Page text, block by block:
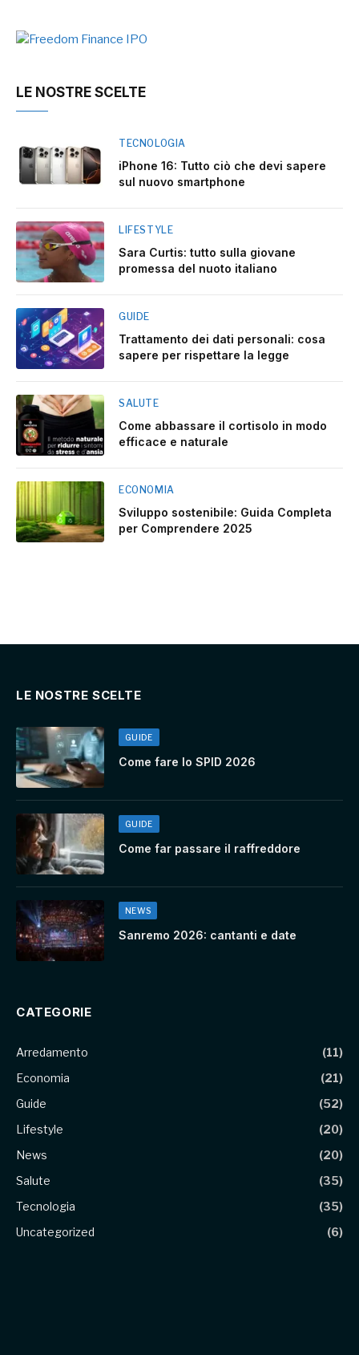
LE NOSTRE SCELTE
TECNOLOGIA
iPhone 16: Tutto ciò che devi sapere
sul nuovo smartphone
LIFESTYLE
Sara Curtis: tutto sulla giovane
promessa del nuoto italiano
GUIDE
Trattamento dei dati personali: cosa
sapere per rispettare la legge
SALUTE
Come abbassare il cortisolo in modo
efficace e naturale
ECONOMIA
Sviluppo sostenibile: Guida Completa
per Comprendere 2025
LE NOSTRE SCELTE
GUIDE
Come fare lo SPID 2026
GUIDE
Come far passare il raffreddore
NEWS
Sanremo 2026: cantanti e date
CATEGORIE
Arredamento
(11)
Economia
(21)
Guide
(52)
Lifestyle
(20)
News
(20)
Salute
(35)
Tecnologia
(35)
Uncategorized
(6)